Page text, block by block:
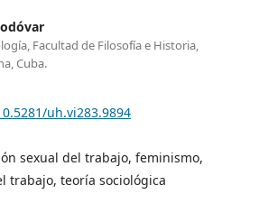
Facultad de Filosofía e Historia,
Cuba.
uh.vi283.9894
sexual del trabajo, feminismo,
trabajo, teoría sociológica